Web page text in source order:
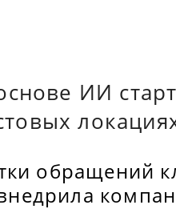
ИИ
обращений